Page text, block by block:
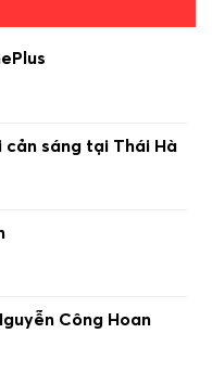
cản sáng tại Thái Hà
Công Hoan